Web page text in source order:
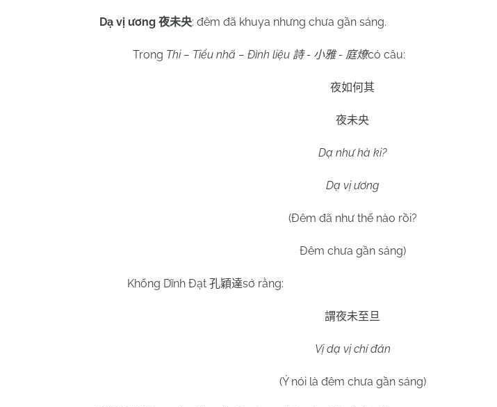
Dạ vị ương 夜未央: đêm đã khuya nhưng chưa gần sáng.
Trong Thi – Tiểu nhã – Đình liệu 詩- 小雅- 庭燎có câu:
夜如何其
夜未央
Dạ như hà ki?
Dạ vị ương
(Đêm đã như thế nào rồi?
Đêm chưa gần sáng)
Khổng Dĩnh Đạt 孔穎達sớ rằng:
謂夜未至旦
Vị dạ vị chí đán
(Ý nói là đêm chưa gần sáng)